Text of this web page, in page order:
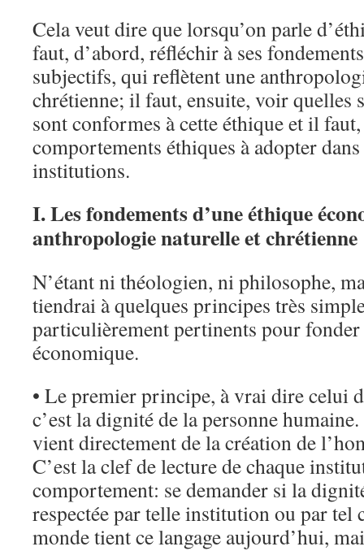
Cela veut dire que lorsqu’on parle
faut, d’abord, réfléchir à ses
subjectifs, qui reflètent une
chrétienne; il faut, ensuite, voir quelles
sont conformes à cette éthique et il
comportements éthiques à adopter
institutions.
I. Les fondements d’une éthique
anthropologie naturelle et chrétienne
N’étant ni théologien, ni philosophe,
tiendrai à quelques principes très
particulièrement pertinents pour
économique.
• Le premier principe, à vrai dire celui
c’est la dignité de la personne
vient directement de la création de
C’est la clef de lecture de chaque
comportement: se demander si la
respectée par telle institution ou par tel
monde tient ce langage aujourd’hui,